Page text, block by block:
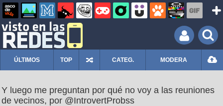
ÚLTIMOS TOP CATEG. MODERA
Y luego me preguntan por qué no voy a las reuniones
de vecinos, por @IntrovertProbss